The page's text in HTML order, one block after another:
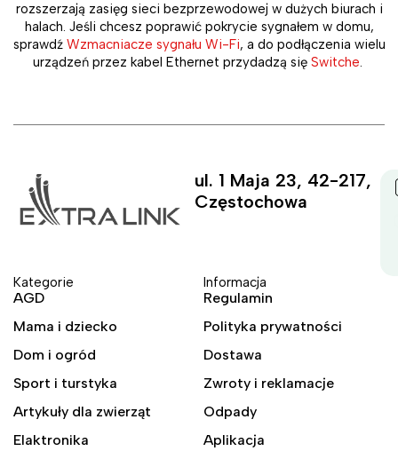
rozszerzają zasięg sieci bezprzewodowej w dużych biurach i
halach. Jeśli chcesz poprawić pokrycie sygnałem w domu,
sprawdź Wzmacniacze sygnału Wi-Fi, a do podłączenia wielu
urządzeń przez kabel Ethernet przydadzą się Switche.
ul. 1 Maja 23, 42-217,
Częstochowa
Kategorie
AGD
Mama i dziecko
Dom i ogród
Sport i turstyka
Artykuły dla zwierząt
Elaktronika
Informacja
Regulamin
Polityka prywatności
Dostawa
Zwroty i reklamacje
Odpady
Aplikacja